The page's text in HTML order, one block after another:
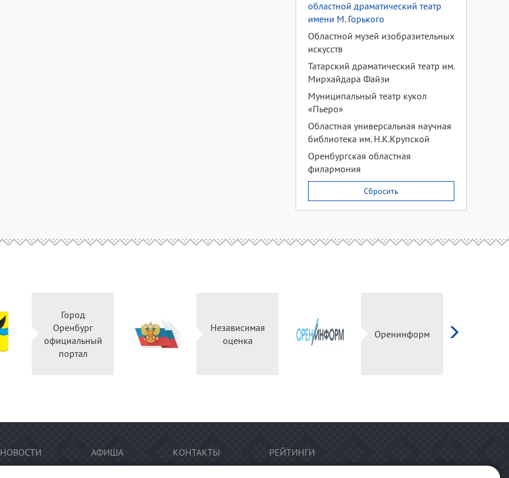
областной драматический театр
имени М. Горького
Областной музей изобразительных
искусств
Татарский драматический театр им.
Мирхайдара Файзи
Муниципальный театр кукол
«Пьеро»
Областная универсальная научная
библиотека им. Н.К.Крупской
Оренбургская областная
филармония
Сбросить
Город
Оренбург
официальный
портал
Независимая
оценка
Оренинформ
НОВОСТИ АФИША КОНТАКТЫ РЕЙТИНГИ